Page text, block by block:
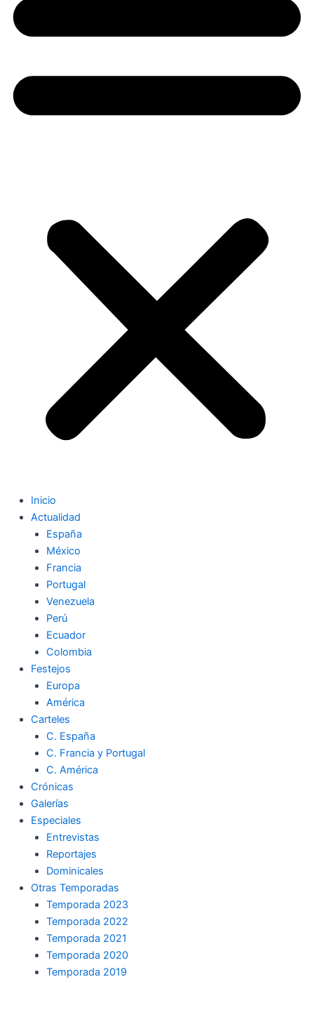
Inicio
Actualidad
España
México
Francia
Portugal
Venezuela
Perú
Ecuador
Colombia
Festejos
Europa
América
Carteles
C. España
C. Francia y Portugal
C. América
Crónicas
Galerías
Especiales
Entrevistas
Reportajes
Dominicales
Otras Temporadas
Temporada 2023
Temporada 2022
Temporada 2021
Temporada 2020
Temporada 2019